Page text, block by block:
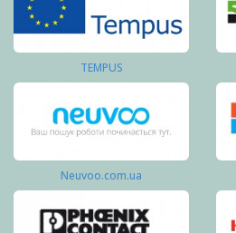
TEMPUS
Neuvoo.com.ua